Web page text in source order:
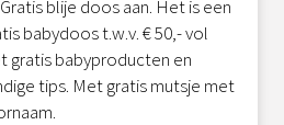
blije doos aan. Het is een
babydoos t.w.v. € 50,- vol
gratis babyproducten en
tips. Met gratis mutsje met